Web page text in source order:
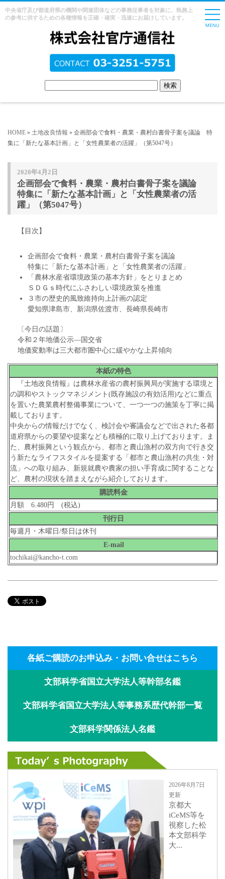
中央省庁及び都道府県の機関や関連団体などの事務従事者を対象に、執務上
の参考に供するための各種情報を正確・確実・迅速にお届けしています。
HOME » 土地改良情報 » 企画部会で食料・農業・農村白書骨子案を議論 特
集に「新たな基本計画」と「女性農業者の活躍」（第5047号）
2020年4月2日
企画部会で食料・農業・農村白書骨子案を議論
特集に「新たな基本計画」と「女性農業者の活
躍」（第5047号）
【目次】
企画部会で食料・農業・農村白書骨子案を議論
特集に「新たな基本計画」と「女性農業者の活躍」
「農林水産省環境政策の基本方針」をとりまとめ
ＳＤＧｓ時代にふさわしい環境政策を推進
３市の歴史的風致維持向上計画の認定
愛知県津島市、新潟県佐渡市、長崎県長崎市
〔今日の話題〕
令和２年地価公示―国交省
地価変動率は三大都市圏中心に緩やかな上昇傾向
本紙の特色
『土地改良情報』は農林水産省の農村振興局が実施する環境と
の調和やストックマネジメント(既存施設の有効活用)などに重点
を置いた農業農村整備事業について、一つ一つの施策を丁寧に掲
載しております。
中央からの情報だけでなく、検討会や審議会などで出された各都
道府県からの要望や提案なども積極的に取り上げております。ま
た、農村振興という観点から、都市と農山漁村の双方向で行き交
う新たなライフスタイルを提案する「都市と農山漁村の共生・対
流」への取り組み、新規就農や農家の担い手育成に関することな
ど、農村の現状を踏まえながら紹介しております。
購読料金
月額 6.480円 (税込)
刊行日
毎週月・木曜日/祭日は休刊
E-mail
tochikai@kancho-t.com
各紙ご購読のお申込み・お問い合せはこちら
文部科学省国立大学法人等幹部名鑑
文部科学省国立大学法人等事務系歴代幹部一覧
文部科学関係法人名鑑
2026年8月7日
更新
京都大
iCeMS等を
視察した松
本文部科学
大...